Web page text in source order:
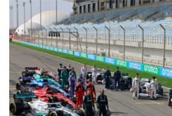
Téhéran pose ses conditions à toute
d'Ormuz
Lionel Messi en Argentine pour faire
décédé
Le cancer de Joe Biden s'est aggravé,
Colombie: deux attaques marquent le
de la Espriella au pouvoir